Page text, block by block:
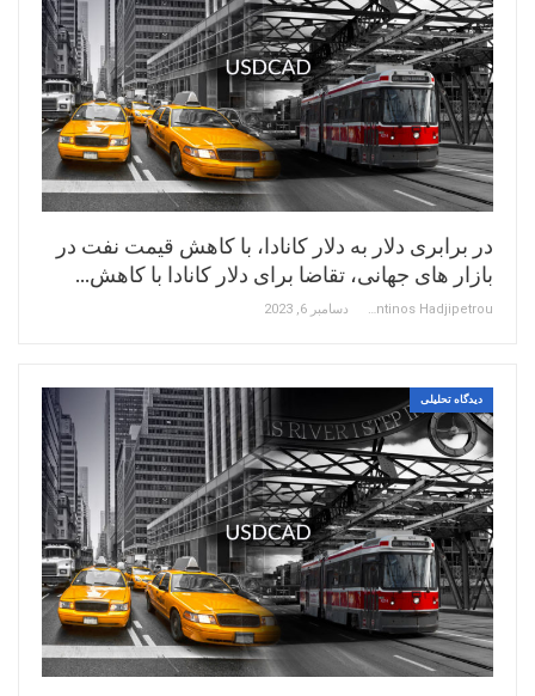
در برابری دلار به دلار کانادا، با کاهش قیمت نفت در
بازار های جهانی، تقاضا برای دلار کانادا با کاهش…
Constantinos Hadjipetrou دسامبر 6, 2023
دیدگاه تحلیلی